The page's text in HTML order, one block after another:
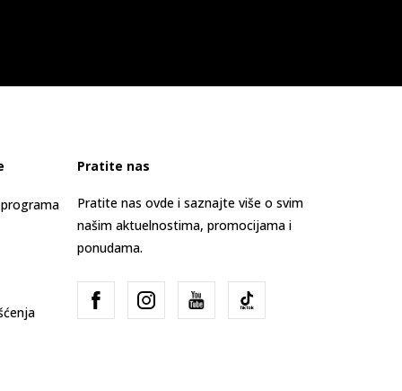
Pratite nas
Pratite nas ovde i saznajte više o svim
našim aktuelnostima, promocijama i
ponudama.